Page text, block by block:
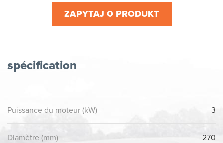
ZAPYTAJ O PRODUKT
spécification
Puissance du moteur (kW) 3
Diamètre (mm) 270